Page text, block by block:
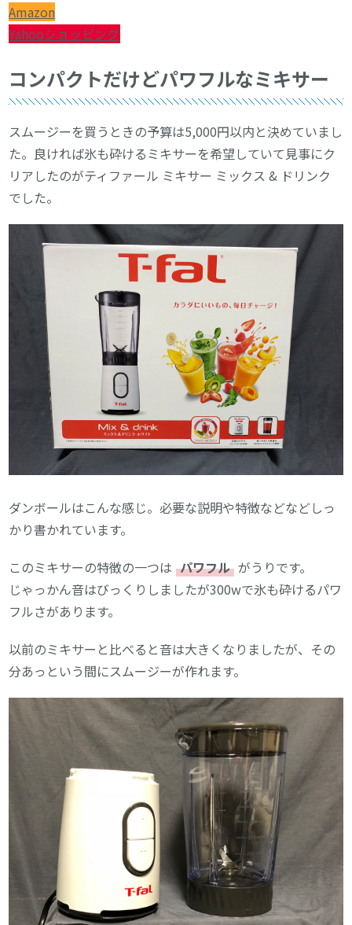
Amazon
Yahooショッピング
コンパクトだけどパワフルなミキサー
スムージーを買うときの予算は5,000円以内と決めていまし
た。良ければ氷も砕けるミキサーを希望していて見事にク
リアしたのがティファール ミキサー ミックス & ドリンク
でした。
ダンボールはこんな感じ。必要な説明や特徴などなどしっ
かり書かれています。
このミキサーの特徴の一つは パワフル がうりです。
じゃっかん音はびっくりしましたが300wで氷も砕けるパワ
フルさがあります。
以前のミキサーと比べると音は大きくなりましたが、その
分あっという間にスムージーが作れます。